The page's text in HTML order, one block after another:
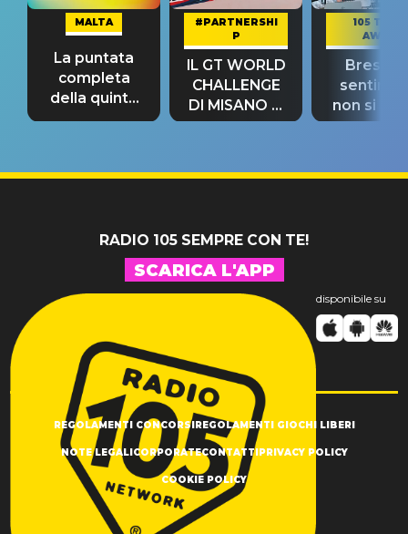
MALTA
La puntata
completa
della quinta
tappa
#PARTNERSHI
P
IL GT WORLD
CHALLENGE
DI MISANO si
riconferma
105 TAKE
AWAY
Bresh:
non si
fino alla
RADIO 105 SEMPRE CON TE!
SCARICA L'APP
disponibile su
REGOLAMENTI CONCORSI REGOLAMENTI GIOCHI LIBERI
NOTE LEGALI CORPORATECONTATTI PRIVACY POLICY
COOKIE POLICY